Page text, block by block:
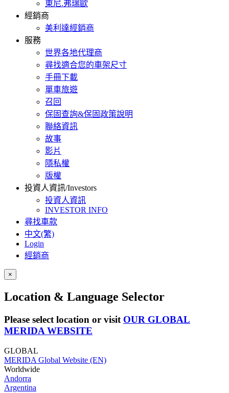
東尼.弗瑞歐
經銷商
美利達經銷商
服務
世界各地代理商
尋找適合您的車架尺寸
手冊下載
單車旅遊
召回
保固查詢&保固政策說明
聯絡資訊
故事
影片
隱私權
版權
投資人資訊/Investors
投資人資訊
INVESTOR INFO
尋找車款
中文(繁)
Login
經銷商
×
Location & Language Selector
Please select location or visit OUR GLOBAL
MERIDA WEBSITE
GLOBAL
MERIDA Global Website (EN)
Worldwide
Andorra
Argentina